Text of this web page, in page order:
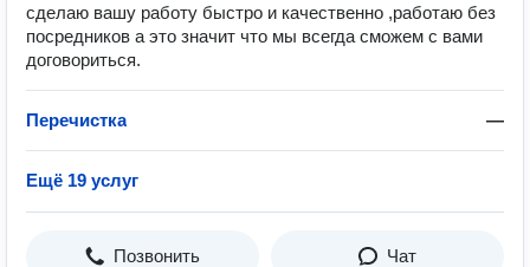
сделаю вашу работу быстро и качественно ,работаю без
посредников а это значит что мы всегда сможем с вами
договориться.
Перечистка —
Ещё 19 услуг
Позвонить Чат